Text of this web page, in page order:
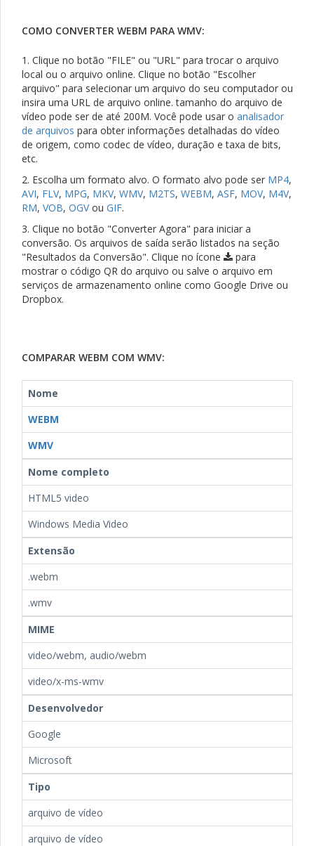
COMO CONVERTER WEBM PARA WMV:
1. Clique no botão "FILE" ou "URL" para trocar o arquivo
local ou o arquivo online. Clique no botão "Escolher
arquivo" para selecionar um arquivo do seu computador ou
insira uma URL de arquivo online. tamanho do arquivo de
vídeo pode ser de até 200M. Você pode usar o analisador
de arquivos para obter informações detalhadas do vídeo
de origem, como codec de vídeo, duração e taxa de bits,
etc.
2. Escolha um formato alvo. O formato alvo pode ser MP4,
AVI, FLV, MPG, MKV, WMV, M2TS, WEBM, ASF, MOV, M4V,
RM, VOB, OGVou GIF.
3. Clique no botão "Converter Agora" para iniciar a
conversão. Os arquivos de saída serão listados na seção
"Resultados da Conversão". Clique no ícone
para
mostrar o código QR do arquivo ou salve o arquivo em
serviços de armazenamento online como Google Drive ou
Dropbox.
COMPARAR WEBM COM WMV:
Nome
WEBM
WMV
Nome completo
HTML5 video
Windows Media Video
Extensão
.webm
.wmv
MIME
video/webm, audio/webm
video/x-ms-wmv
Desenvolvedor
Google
Microsoft
Tipo
arquivo de vídeo
arquivo de vídeo